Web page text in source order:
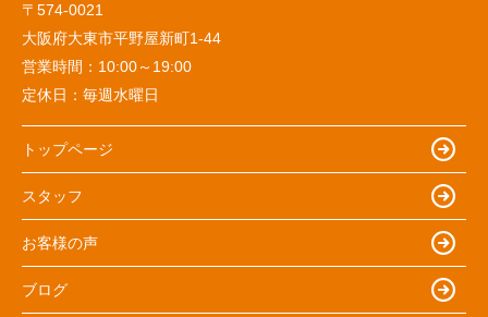
〒574-0021
大阪府大東市平野屋新町1-44
営業時間： 10:00～19:00
定休日： 毎週水曜日
トップページ
スタッフ
お客様の声
ブログ